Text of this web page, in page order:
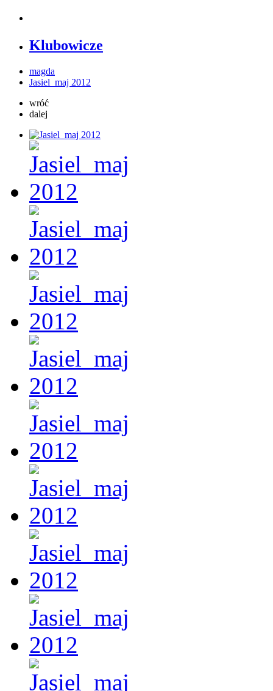
Klubowicze
magda
Jasiel_maj 2012
wróć
dalej